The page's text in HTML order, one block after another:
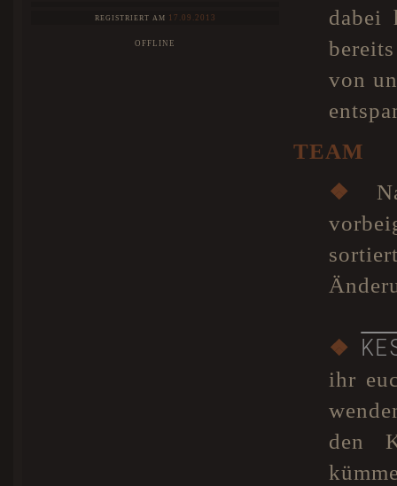
REGISTRIERT AM 17.09.2013
OFFLINE
dabei
von
TEAM
❖
❖
ihr
den